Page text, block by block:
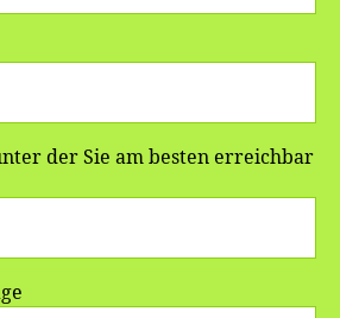
der Sie am besten erreichbar